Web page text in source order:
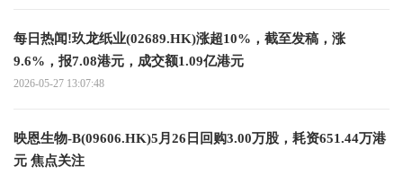
每日热闻!玖龙纸业(02689.HK)涨超10%，截至发稿，涨
9.6%，报7.08港元，成交额1.09亿港元
2026-05-27 13:07:48
映恩生物-B(09606.HK)5月26日回购3.00万股，耗资651.44万港
元 焦点关注